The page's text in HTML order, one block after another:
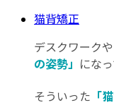
猫背矯正
デスクワーク
の姿勢」 にな
そういった 「